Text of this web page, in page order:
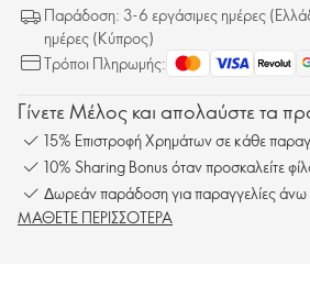
Παράδοση: 3-6 εργάσιμες ημέρες
ημέρες (Κύπρος)
Τρόποι Πληρωμής:
Γίνετε Μέλος και απολαύστε τα
15% Επιστροφή Χρημάτων σε κάθε
10% Sharing Bonus όταν προσκαλείτε
Δωρεάν παράδοση για παραγγελίες
ΜΑΘΕΤΕ ΠΕΡΙΣΣΟΤΕΡΑ